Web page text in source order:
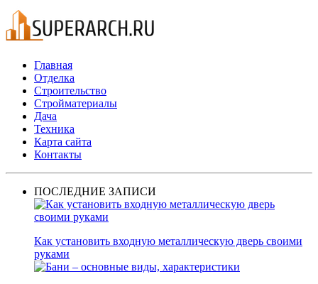
Главная
Отделка
Строительство
Стройматериалы
Дача
Техника
Карта сайта
Контакты
ПОСЛЕДНИЕ ЗАПИСИ
Как установить входную металлическую дверь своими
руками